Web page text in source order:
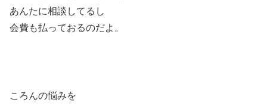
あんたに相談してるし
会費も払っておるのだよ。
ころんの悩みを